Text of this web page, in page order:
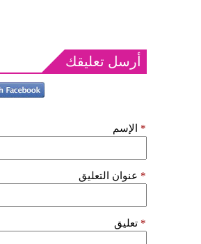
أرسل تعليقك
الإسم *
عنوان التعليق *
تعليق *